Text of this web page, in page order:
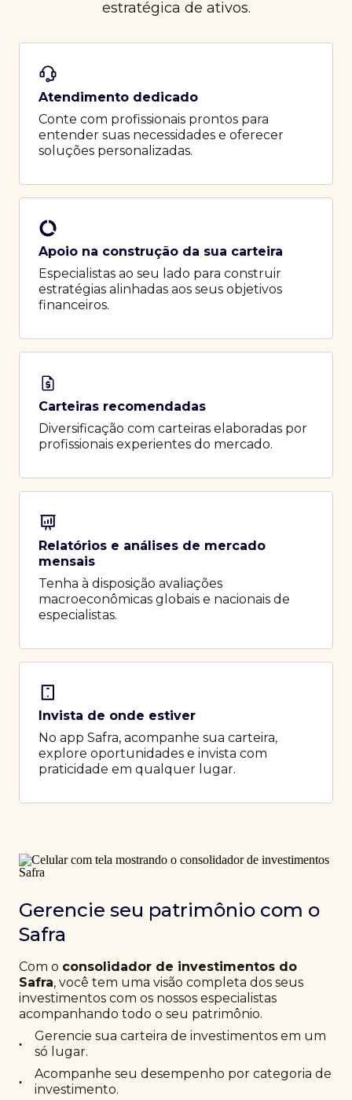
estratégica de ativos.
Atendimento dedicado
Conte com profissionais prontos para
entender suas necessidades e oferecer
soluções personalizadas.
Apoio na construção da sua carteira
Especialistas ao seu lado para construir
estratégias alinhadas aos seus objetivos
financeiros.
Carteiras recomendadas
Diversificação com carteiras elaboradas por
profissionais experientes do mercado.
Relatórios e análises de mercado
mensais
Tenha à disposição avaliações
macroeconômicas globais e nacionais de
especialistas.
Invista de onde estiver
No app Safra, acompanhe sua carteira,
explore oportunidades e invista com
praticidade em qualquer lugar.
Gerencie seu patrimônio com o
Safra
Com o consolidador de investimentos do
Safra, você tem uma visão completa dos seus
investimentos com os nossos especialistas
acompanhando todo o seu patrimônio.
•
Gerencie sua carteira de investimentos em um
só lugar.
•
Acompanhe seu desempenho por categoria de
investimento.